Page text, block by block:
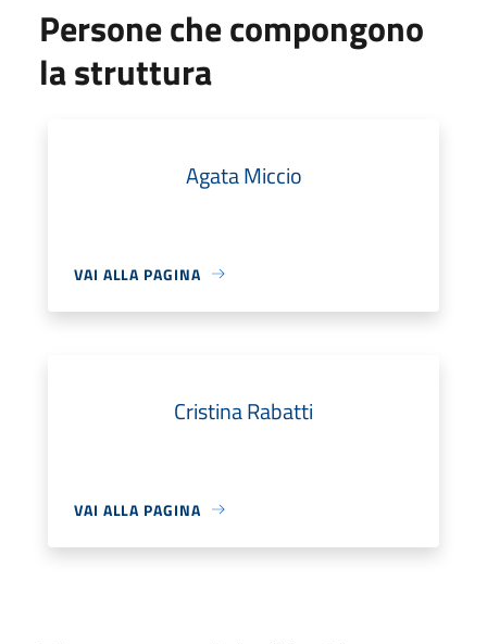
Persone che compongono
la struttura
Agata Miccio
VAI ALLA PAGINA
Cristina Rabatti
VAI ALLA PAGINA